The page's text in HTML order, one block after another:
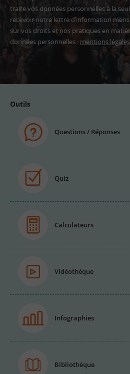
traite vos données personnelles à la
recevoir notre lettre d’information
sur vos droits et nos pratiques en
données personnelles : mentions légales
Outils
Questions / Réponses
Quiz
Calculateurs
Vidéothèque
Infographies
Bibliothèque